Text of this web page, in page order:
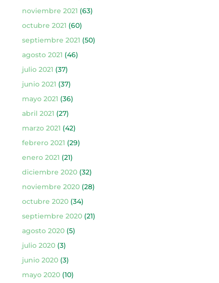
noviembre 2021 (63)
octubre 2021 (60)
septiembre 2021 (50)
agosto 2021 (46)
julio 2021 (37)
junio 2021 (37)
mayo 2021 (36)
abril 2021 (27)
marzo 2021 (42)
febrero 2021 (29)
enero 2021 (21)
diciembre 2020(32)
noviembre 2020(28)
octubre 2020(34)
septiembre 2020(21)
agosto 2020(5)
julio 2020(3)
junio 2020(3)
mayo 2020(10)